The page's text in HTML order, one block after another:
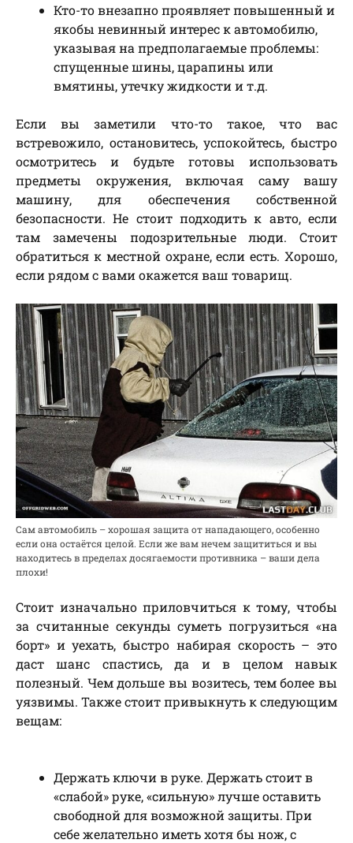
Кто-то внезапно проявляет повышенный и
якобы невинный интерес к автомобилю,
указывая на предполагаемые проблемы:
спущенные шины, царапины или
вмятины, утечку жидкости и т.д.
Если вы заметили что-то такое, что вас
встревожило, остановитесь, успокойтесь, быстро
осмотритесь и будьте готовы использовать
предметы окружения, включая саму вашу
машину, для обеспечения собственной
безопасности. Не стоит подходить к авто, если
там замечены подозрительные люди. Стоит
обратиться к местной охране, если есть. Хорошо,
если рядом с вами окажется ваш товарищ.
Сам автомобиль – хорошая защита от нападающего, особенно
если она остаётся целой. Если же вам нечем защититься и вы
находитесь в пределах досягаемости противника – ваши дела
плохи!
Стоит изначально приловчиться к тому, чтобы
за считанные секунды суметь погрузиться «на
борт» и уехать, быстро набирая скорость – это
даст шанс спастись, да и в целом навык
полезный. Чем дольше вы возитесь, тем более вы
уязвимы. Также стоит привыкнуть к следующим
вещам:
Держать ключи в руке. Держать стоит в
«слабой» руке, «сильную» лучше оставить
свободной для возможной защиты. При
себе желательно иметь хотя бы нож, с